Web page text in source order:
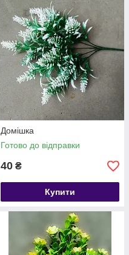
Домішка
Готово до відправки
40 ₴
Купити